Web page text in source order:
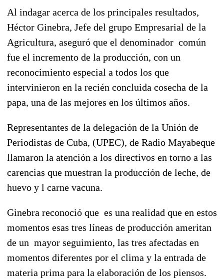
Al indagar acerca de los principales resultados,
Héctor Ginebra, Jefe del grupo Empresarial de la
Agricultura, aseguró que el denominador común
fue el incremento de la producción, con un
reconocimiento especial a todos los que
intervinieron en la recién concluida cosecha de la
papa, una de las mejores en los últimos años.
Representantes de la delegación de la Unión de
Periodistas de Cuba, (UPEC), de Radio Mayabeque
llamaron la atención a los directivos en torno a las
carencias que muestran la producción de leche, de
huevo y l carne vacuna.
Ginebra reconoció que es una realidad que en estos
momentos esas tres líneas de producción ameritan
de un mayor seguimiento, las tres afectadas en
momentos diferentes por el clima y la entrada de
materia prima para la elaboración de los piensos.